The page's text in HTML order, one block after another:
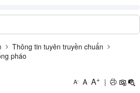
Thông tin tuyên truyền chuẩn
pháo
A- A A+ |